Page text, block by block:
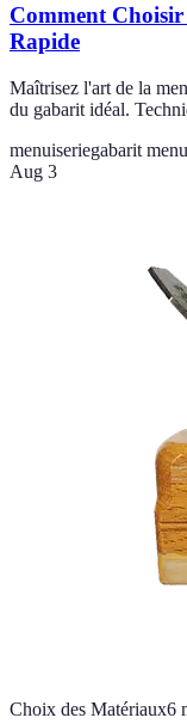
Comment
Rapide
Maîtrisez l'art de la
du gabarit idéal.
menuiseriegabarit
Aug 3
Choix des Matériaux6